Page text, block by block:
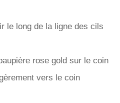
le long de la ligne des cils
rose gold sur le coin
vers le coin